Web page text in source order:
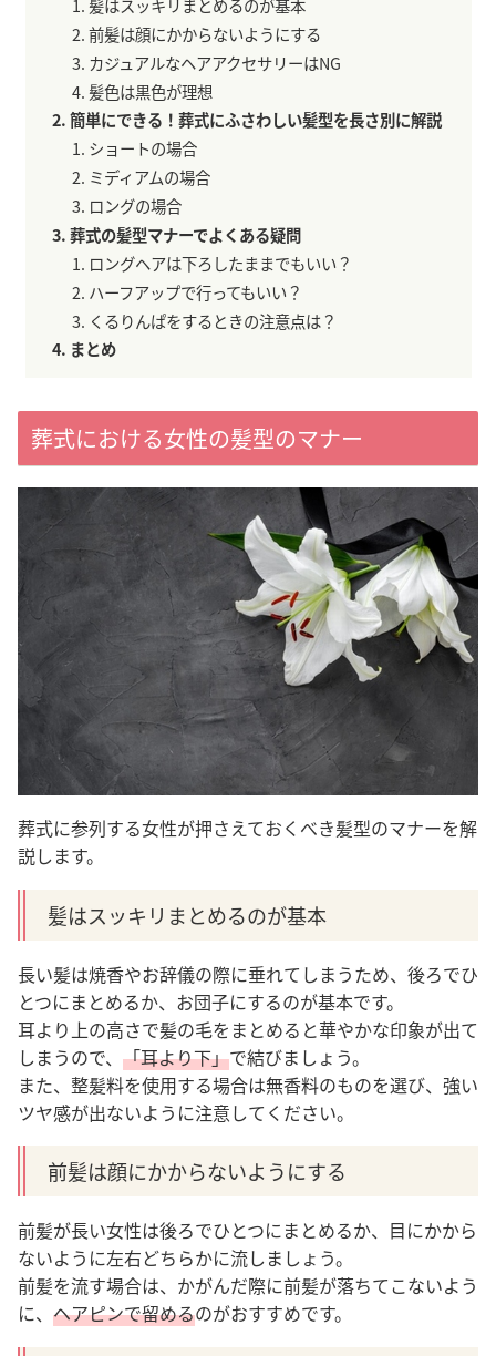
髪はスッキリまとめるのが基本
前髪は顔にかからないようにする
カジュアルなヘアアクセサリーはNG
髪色は黒色が理想
簡単にできる！葬式にふさわしい髪型を長さ別に解説
ショートの場合
ミディアムの場合
ロングの場合
葬式の髪型マナーでよくある疑問
ロングヘアは下ろしたままでもいい？
ハーフアップで行ってもいい？
くるりんぱをするときの注意点は？
まとめ
葬式における女性の髪型のマナー
葬式に参列する女性が押さえておくべき髪型のマナーを解
説します。
髪はスッキリまとめるのが基本
長い髪は焼香やお辞儀の際に垂れてしまうため、後ろでひ
とつにまとめるか、お団子にするのが基本です。
耳より上の高さで髪の毛をまとめると華やかな印象が出て
しまうので、 「耳より下」で結びましょう。
また、整髪料を使用する場合は無香料のものを選び、強い
ツヤ感が出ないように注意してください。
前髪は顔にかからないようにする
前髪が長い女性は後ろでひとつにまとめるか、目にかから
ないように左右どちらかに流しましょう。
前髪を流す場合は、かがんだ際に前髪が落ちてこないよう
に、 ヘアピンで留めるのがおすすめです。